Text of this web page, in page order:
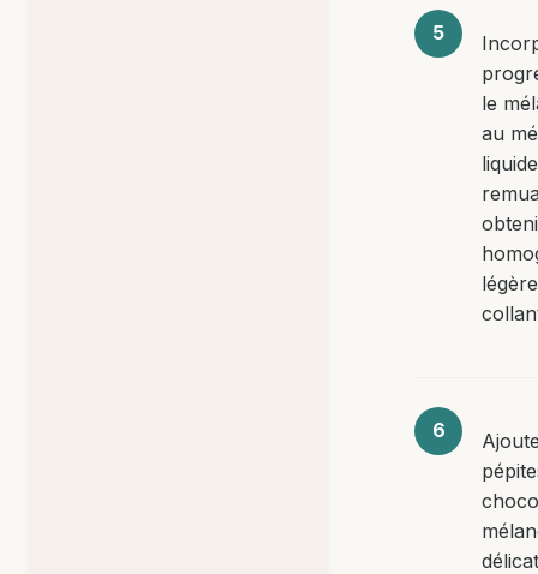
le
au